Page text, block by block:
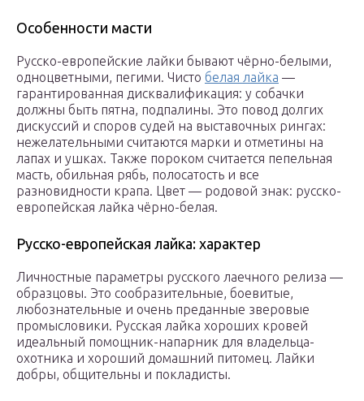
Особенности масти
Русско-европейские лайки бывают чёрно-белыми,
одноцветными, пегими. Чисто белая лайка —
гарантированная дисквалификация: у собачки
должны быть пятна, подпалины. Это повод долгих
дискуссий и споров судей на выставочных рингах:
нежелательными считаются марки и отметины на
лапах и ушках. Также пороком считается пепельная
масть, обильная рябь, полосатость и все
разновидности крапа. Цвет — родовой знак: русско-
европейская лайка чёрно-белая.
Русско-европейская лайка: характер
Личностные параметры русского лаечного релиза —
образцовы. Это сообразительные, боевитые,
любознательные и очень преданные зверовые
промысловики. Русская лайка хороших кровей
идеальный помощник-напарник для владельца-
охотника и хороший домашний питомец. Лайки
добры, общительны и покладисты.